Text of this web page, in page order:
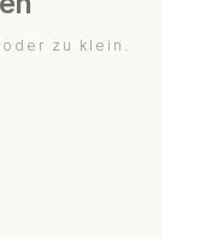
zu klein.